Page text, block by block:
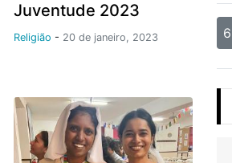
Juventude 2023
Religião - 20 de janeiro, 2023 6